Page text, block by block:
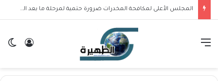
تسجيل القائمة